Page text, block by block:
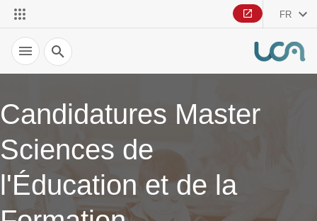
FR
Recherche
Candidatures Master
Sciences de
l'Éducation et de la